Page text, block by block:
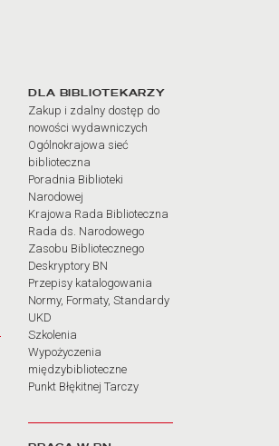
DLA BIBLIOTEKARZY
Zakup i zdalny dostęp do
nowości wydawniczych
Ogólnokrajowa sieć
biblioteczna
Poradnia Biblioteki
Narodowej
Krajowa Rada Biblioteczna
Rada ds. Narodowego
Zasobu Bibliotecznego
Deskryptory BN
Przepisy katalogowania
Normy, Formaty, Standardy
UKD
Szkolenia
Wypożyczenia
międzybiblioteczne
Punkt Błękitnej Tarczy